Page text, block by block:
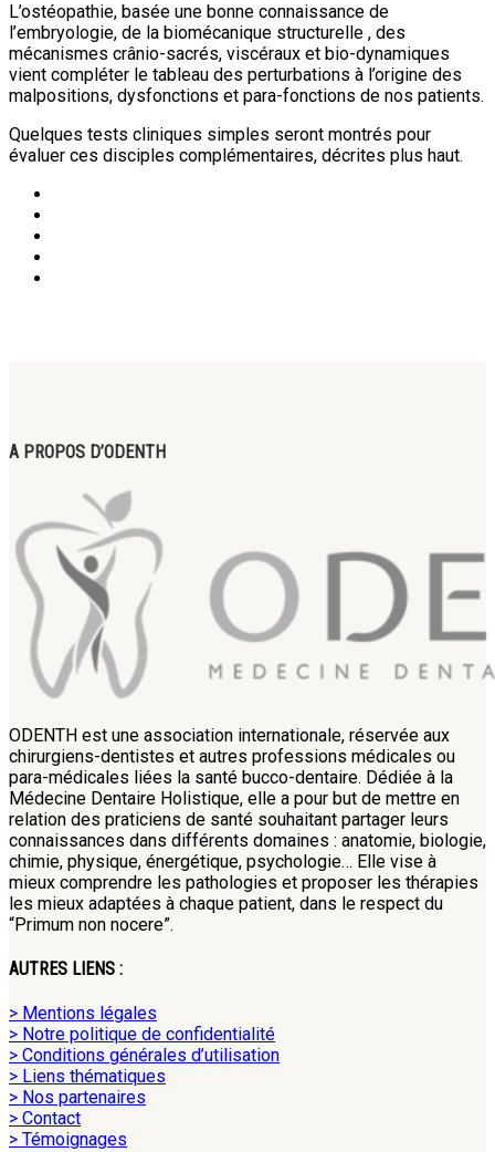
L’ostéopathie, basée une bonne connaissance de
l’embryologie, de la biomécanique structurelle , des
mécanismes crânio-sacrés, viscéraux et bio-dynamiques
vient compléter le tableau des perturbations à l’origine des
malpositions, dysfonctions et para-fonctions de nos patients.
Quelques tests cliniques simples seront montrés pour
évaluer ces disciples complémentaires, décrites plus haut.
A PROPOS D’ODENTH
ODENTH est une association internationale, réservée aux
chirurgiens-dentistes et autres professions médicales ou
para-médicales liées la santé bucco-dentaire. Dédiée à la
Médecine Dentaire Holistique, elle a pour but de mettre en
relation des praticiens de santé souhaitant partager leurs
connaissances dans différents domaines : anatomie, biologie,
chimie, physique, énergétique, psychologie… Elle vise à
mieux comprendre les pathologies et proposer les thérapies
les mieux adaptées à chaque patient, dans le respect du
“Primum non nocere”.
AUTRES LIENS :
> Mentions légales
> Notre politique de confidentialité
> Conditions générales d’utilisation
> Liens thématiques
> Nos partenaires
> Contact
> Témoignages